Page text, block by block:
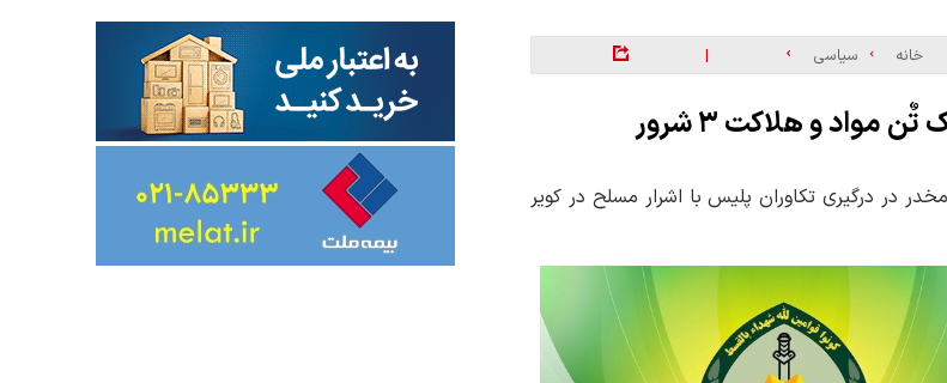
خانه سیاسی |
و هلاکت ۳ شرور
در درگیری تکاوران پلیس با اشرار مسلح در کویر